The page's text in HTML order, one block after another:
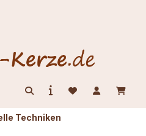
Techniken